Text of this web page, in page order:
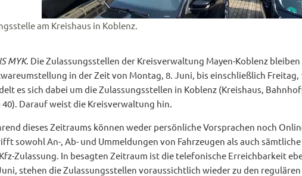
am Kreishaus in Koblenz.
MYK. Die Zulassungsstellen der Kreisverwaltung Mayen-Koblenz
in der Zeit von Montag, 8. Juni, bis einschließlich Freitag,
es sich dabei um die Zulassungsstellen in Koblenz (Kreishaus,
40). Darauf weist die Kreisverwaltung hin.
dieses Zeitraums können weder persönliche Vorsprachen noch
sowohl An-, Ab- und Ummeldungen von Fahrzeugen als auch
Zulassung. In besagten Zeitraum ist die telefonische Erreichbarkeit
stehen die Zulassungsstellen voraussichtlich wieder zu den